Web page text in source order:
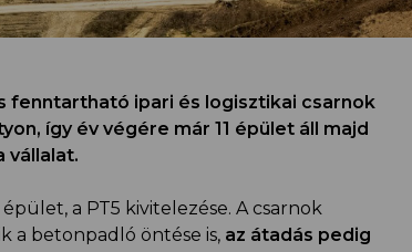
fenntartható ipari és logisztikai csarnok
így év végére már 11 épület áll majd
vállalat.
a PT5 kivitelezése. A csarnok
a betonpadló öntése is, az átadás pedig